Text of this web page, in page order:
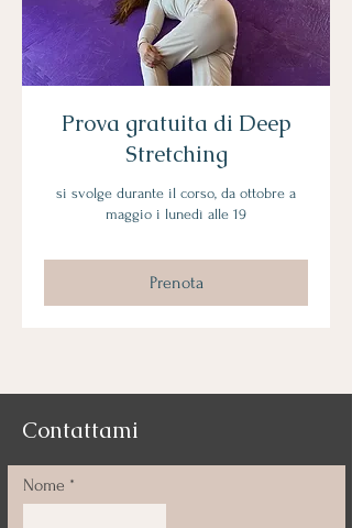
Prova gratuita di Deep
Stretching
si svolge durante il corso, da ottobre a
maggio i lunedì alle 19
Prenota
Contattami
Nome